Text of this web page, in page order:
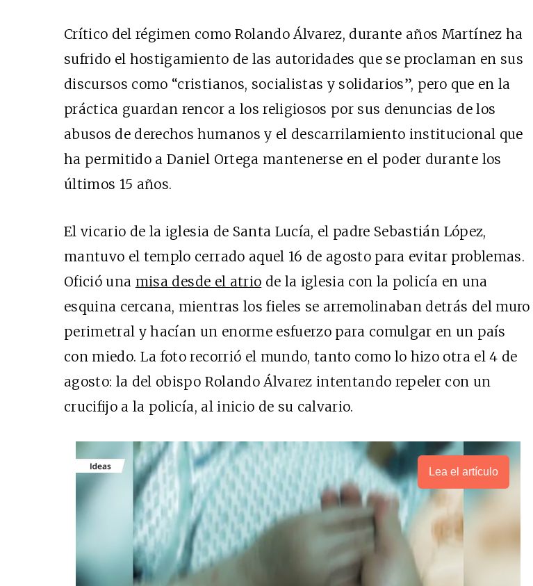
Crítico del régimen como Rolando Álvarez, durante años Martínez ha
sufrido el hostigamiento de las autoridades que se proclaman en sus
discursos como “cristianos, socialistas y solidarios”, pero que en la
práctica guardan rencor a los religiosos por sus denuncias de los
abusos de derechos humanos y el descarrilamiento institucional que
ha permitido a Daniel Ortega mantenerse en el poder durante los
últimos 15 años.
El vicario de la iglesia de Santa Lucía, el padre Sebastián López,
mantuvo el templo cerrado aquel 16 de agosto para evitar problemas.
Ofició una misa desde el atrio de la iglesia con la policía en una
esquina cercana, mientras los fieles se arremolinaban detrás del muro
perimetral y hacían un enorme esfuerzo para comulgar en un país
con miedo. La foto recorrió el mundo, tanto como lo hizo otra el 4 de
agosto: la del obispo Rolando Álvarez intentando repeler con un
crucifijo a la policía, al inicio de su calvario.
Lea el artículo